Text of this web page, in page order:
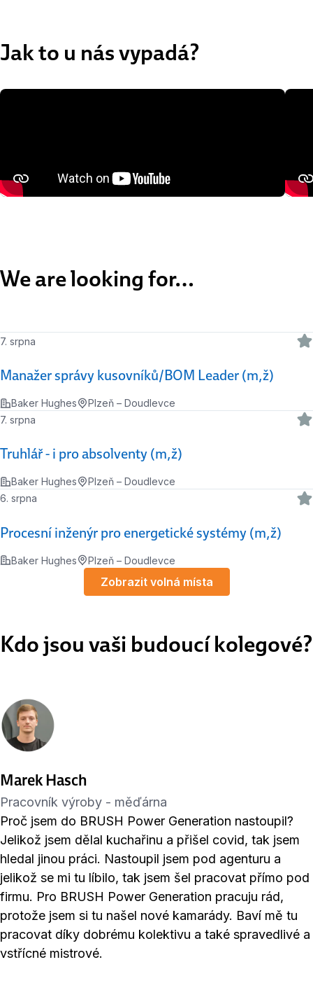
Jak to u nás vypadá?
We are looking for…
Manažer správy kusovníků/BOM Leader (m,ž)
7. srpna
Baker Hughes Plzeň – Doudlevce
Truhlář - i pro absolventy (m,ž)
7. srpna
Baker Hughes Plzeň – Doudlevce
Procesní inženýr pro energetické systémy (m,ž)
6. srpna
Baker Hughes Plzeň – Doudlevce
Zobrazit volná místa
Kdo jsou vaši budoucí kolegové?
Marek Hasch
Pracovník výroby - měďárna
Proč jsem do BRUSH Power Generation nastoupil?
Jelikož jsem dělal kuchařinu a přišel covid, tak jsem
hledal jinou práci. Nastoupil jsem pod agenturu a
jelikož se mi tu líbilo, tak jsem šel pracovat přímo pod
firmu. Pro BRUSH Power Generation pracuju rád,
protože jsem si tu našel nové kamarády. Baví mě tu
pracovat díky dobrému kolektivu a také spravedlivé a
vstřícné mistrové.